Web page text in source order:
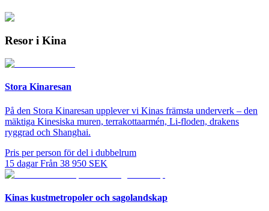
Resor i Kina
Stora Kinaresan
På den Stora Kinaresan upplever vi Kinas främsta underverk – den
mäktiga Kinesiska muren, terrakottaarmén, Li-floden, drakens
ryggrad och Shanghai.
Pris per person för del i dubbelrum
15 dagar Från 38 950 SEK
Kinas kustmetropoler och sagolandskap